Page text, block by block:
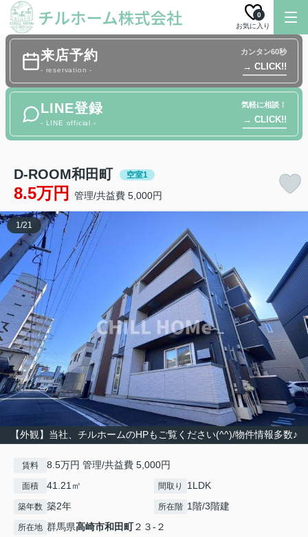
お気に入り
0
来店予約
- reservation -
カンタン60秒
→ CLICK!!
LINE登録
- LINE official -
気軽に相談！
→ CLICK!!
D-ROOM和田町 空室1
8.5万円 管理/共益費 5,000円
【外観】当社、チルホームのHPもご覧ください(^^)/物件情報多数♪
1/21
賃料 8.5万円 管理/共益費 5,000円
面積 41.21㎡ 間取り 1LDK
築年数 築2年 所在階 1階/3階建
所在地 群馬県高崎市和田町２３-２